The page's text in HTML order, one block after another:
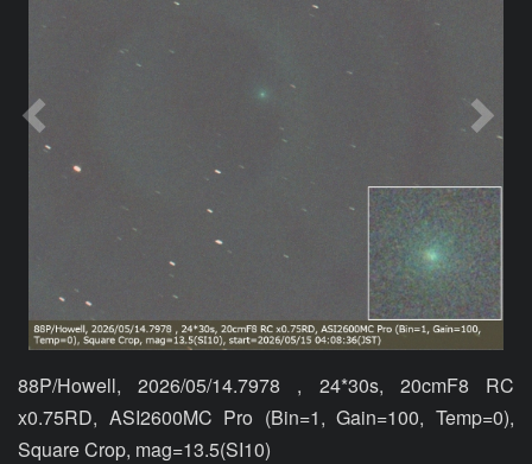
88P/Howell, 2026/05/14.7978 , 24*30s, 20cmF8 RC
x0.75RD, ASI2600MC Pro (Bin=1, Gain=100, Temp=0),
Square Crop, mag=13.5(SI10)